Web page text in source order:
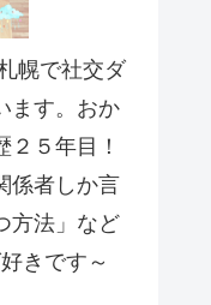
幌で社交ダ
ます。おか
５年目！
係者しか言
方法」など
きです～